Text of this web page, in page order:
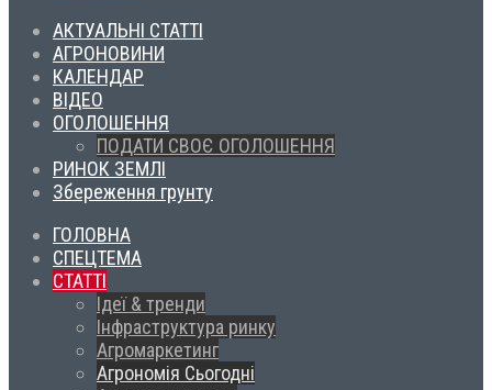
АКТУАЛЬНІ СТАТТІ
АГРОНОВИНИ
КАЛЕНДАР
ВІДЕО
ОГОЛОШЕННЯ
ПОДАТИ СВОЄ ОГОЛОШЕННЯ
РИНОК ЗЕМЛІ
Збереження грунту
ГОЛОВНА
СПЕЦТЕМА
СТАТТІ
Ідеї & тренди
Інфраструктура ринку
Агромаркетинг
Агрономія Сьогодні